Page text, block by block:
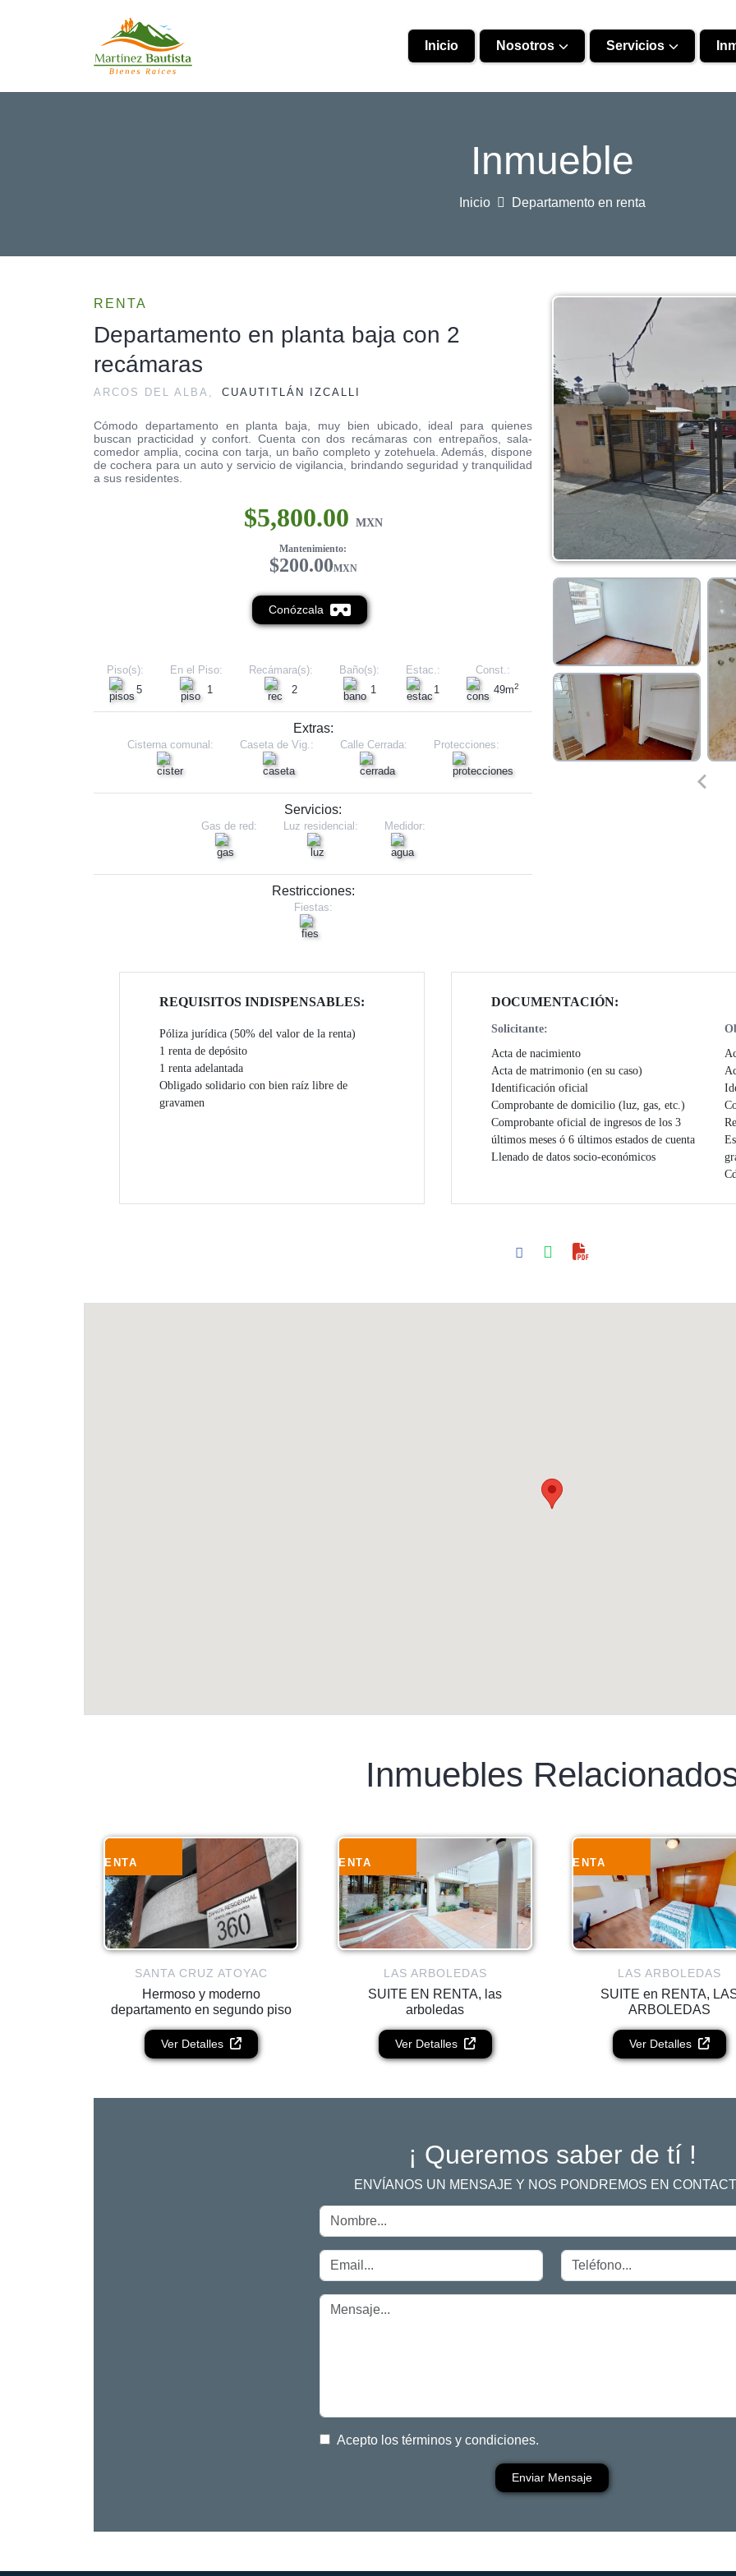
Inicio Nosotros Servicios
Inmueble
Inicio Departamento en renta
RENTA
Departamento en planta baja con 2
recámaras
ARCOS DEL ALBA, CUAUTITLÁN IZCALLI
Cómodo departamento en planta baja, muy bien ubicado, ideal para quienes
buscan practicidad y confort. Cuenta con dos recámaras con entrepaños, sala-
comedor amplia, cocina con tarja, un baño completo y zotehuela. Además, dispone
de cochera para un auto y servicio de vigilancia, brindando seguridad y tranquilidad
a sus residentes.
$5,800.00 MXN
Mantenimiento:
$200.00MXN
Conózcala
Piso(s):
5
En el Piso:
1
Recámara(s):
2
Baño(s):
1
Estac.:
1
Const.:
49m2
Extras:
Cisterna comunal: Caseta de Vig.: Calle Cerrada: Protecciones:
Servicios:
Gas de red: Luz residencial: Medidor:
Restricciones:
Fiestas:
REQUISITOS INDISPENSABLES:
Póliza jurídica (50% del valor de la renta)
1 renta de depósito
1 renta adelantada
Obligado solidario con bien raíz libre de
gravamen
DOCUMENTACIÓN:
Solicitante:
Acta de nacimiento
Acta de matrimonio (en su caso)
Identificación oficial
Comprobante de domicilio (luz, gas, etc.)
Comprobante oficial de ingresos de los 3
últimos meses ó 6 últimos estados de cuenta
Llenado de datos socio-económicos
Inmuebles
RENTA
SANTA CRUZ ATOYAC
Hermoso y moderno
departamento en segundo piso
Ver Detalles
RENTA
LAS ARBOLEDAS
SUITE EN RENTA, las
arboledas
Ver Detalles
RENTA
LAS ARBOLEDAS
SUITE en RENTA,
ARBOLEDAS
Ver Detalles
¡ Queremos saber de tí !
ENVÍANOS UN MENSAJE Y NOS PONDREMOS EN
Acepto los términos y condiciones.
Enviar Mensaje